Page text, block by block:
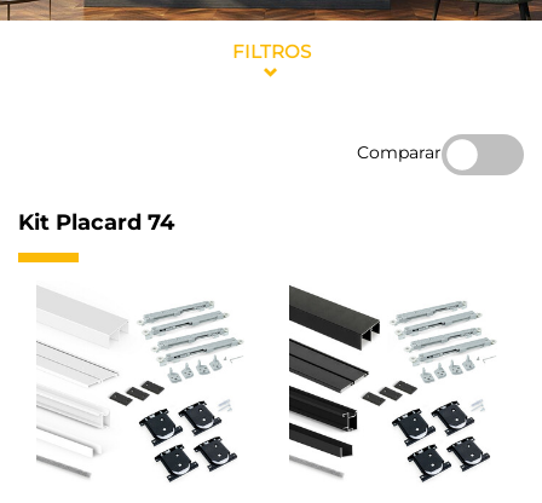
FILTROS
Comparar
Kit Placard 74